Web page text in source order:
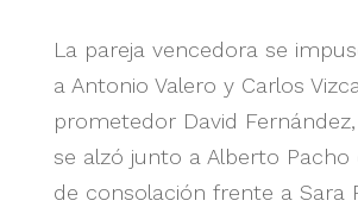
La pareja vencedora se
a Antonio Valero y Carlos
prometedor David Fernández,
se alzó junto a Alberto Pacho
de consolación frente a Sara